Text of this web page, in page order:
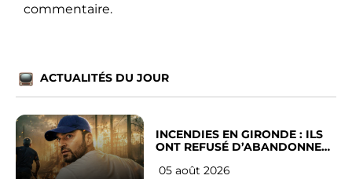
commentaire.
ACTUALITÉS DU JOUR
INCENDIES EN GIRONDE : ILS
ONT REFUSÉ D’ABANDONNER
05 août 2026